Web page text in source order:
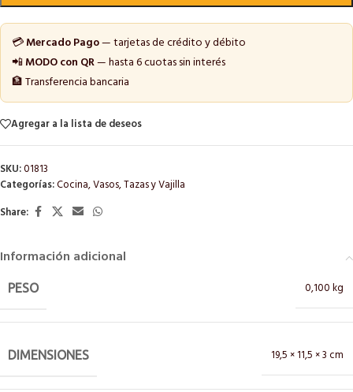
💳Mercado Pago— tarjetas de crédito y débito
📲MODO con QR— hasta 6 cuotas sin interés
🏦 Transferencia bancaria
Agregar a la lista de deseos
SKU:01813
Categorías:Cocina,Vasos, Tazas y Vajilla
Share:
Información adicional
PESO 0,100 kg
DIMENSIONES 19,5 × 11,5 × 3 cm